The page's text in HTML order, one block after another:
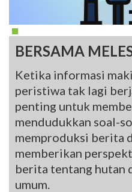
BERSAMA
Ketika informasi
peristiwa tak lagi
penting untuk
mendudukkan soal-
memproduksi berita
memberikan
berita tentang hutan
umum.